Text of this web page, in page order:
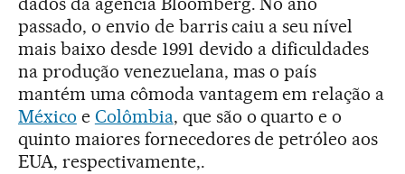
passado, o envio de barris caiu a seu nível
mais baixo desde 1991 devido a dificuldades
na produção venezuelana, mas o país
mantém uma cômoda vantagem em relação a
México e Colômbia, que são o quarto e o
quinto maiores fornecedores de petróleo aos
EUA, respectivamente,.